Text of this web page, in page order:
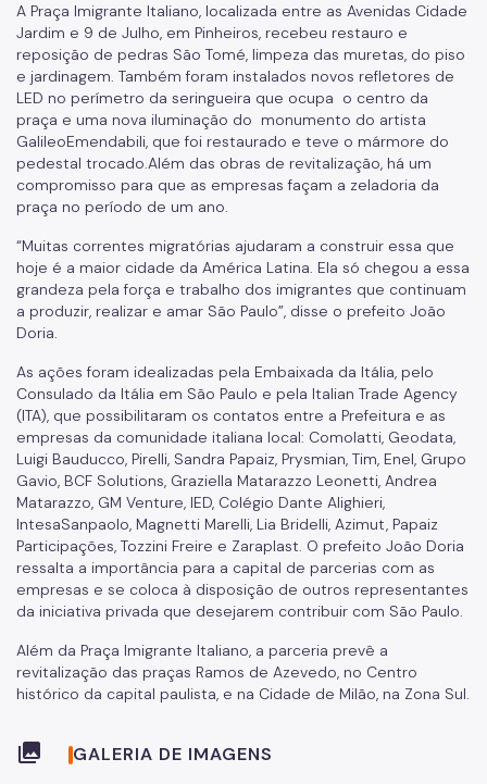
A Praça Imigrante Italiano, localizada entre as Avenidas Cidade
Jardim e 9 de Julho, em Pinheiros, recebeu restauro e
reposição de pedras São Tomé, limpeza das muretas, do piso
e jardinagem. Também foram instalados novos refletores de
LED no perímetro da seringueira que ocupa o centro da
praça e uma nova iluminação do monumento do artista
GalileoEmendabili, que foi restaurado e teve o mármore do
pedestal trocado.Além das obras de revitalização, há um
compromisso para que as empresas façam a zeladoria da
praça no período de um ano.
“Muitas correntes migratórias ajudaram a construir essa que
hoje é a maior cidade da América Latina. Ela só chegou a essa
grandeza pela força e trabalho dos imigrantes que continuam
a produzir, realizar e amar São Paulo”, disse o prefeito João
Doria.
As ações foram idealizadas pela Embaixada da Itália, pelo
Consulado da Itália em São Paulo e pela Italian Trade Agency
(ITA), que possibilitaram os contatos entre a Prefeitura e as
empresas da comunidade italiana local: Comolatti, Geodata,
Luigi Bauducco, Pirelli, Sandra Papaiz, Prysmian, Tim, Enel, Grupo
Gavio, BCF Solutions, Graziella Matarazzo Leonetti, Andrea
Matarazzo, GM Venture, IED, Colégio Dante Alighieri,
IntesaSanpaolo, Magnetti Marelli, Lia Bridelli, Azimut, Papaiz
Participações, Tozzini Freire e Zaraplast. O prefeito João Doria
ressalta a importância para a capital de parcerias com as
empresas e se coloca à disposição de outros representantes
da iniciativa privada que desejarem contribuir com São Paulo.
Além da Praça Imigrante Italiano, a parceria prevê a
revitalização das praças Ramos de Azevedo, no Centro
histórico da capital paulista, e na Cidade de Milão, na Zona Sul.
collections GALERIA DE IMAGENS